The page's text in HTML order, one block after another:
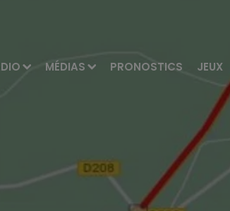
MÉDIAS PRONOSTICS JEUX